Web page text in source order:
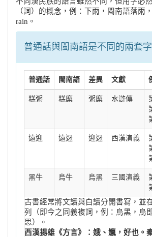
（詞）的概念，例：下雨，閩南語落雨
rain。
普通話與閩南語是不同的兩套字
普通話 閩南語 差異 文獻
糕粥 糕糜 粥糜 水滸傳
遠迎 遠迓 迎迓 西漢演義
黑牛 烏牛 烏黑 三國演義
古書經常將文讀與白讀分開書寫，並
列（即今之同義複詞，例：烏黑，烏
思）。
西漢揚雄《方言》：娥、㜲，好也。